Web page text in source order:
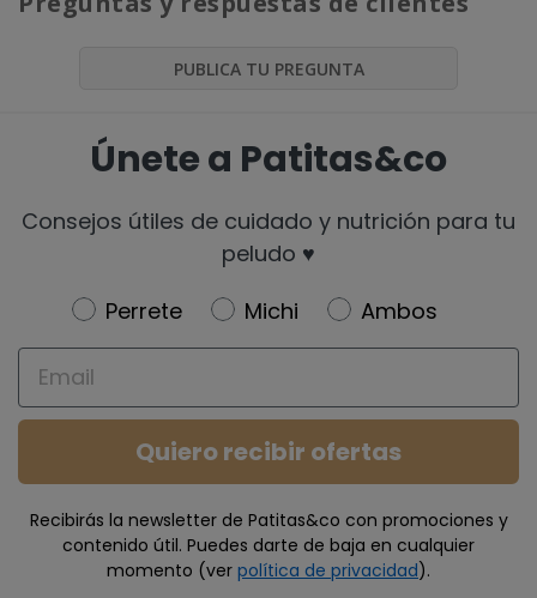
PUBLICA TU PREGUNTA
Únete a Patitas&co
Consejos útiles de cuidado y nutrición para tu
peludo ♥️
Newsletter
Perrete Michi
Ambos
Email
Quiero recibir ofertas
Recibirás la newsletter de Patitas&co con promociones y
contenido útil. Puedes darte de baja en cualquier
momento (ver política de privacidad).